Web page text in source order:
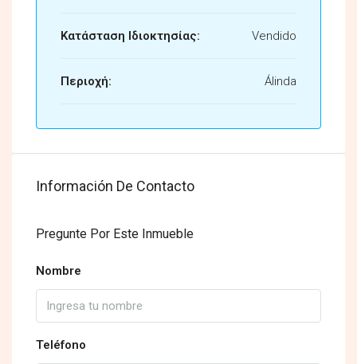
Κατάσταση Ιδιοκτησίας: Vendido
Περιοχή: Álinda
Información De Contacto
Pregunte Por Este Inmueble
Nombre
Teléfono